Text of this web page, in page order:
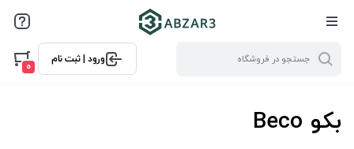
ورود | ثبت نام
0
بکو Beco